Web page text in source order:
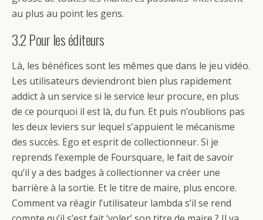
au plus au point les gens.
3.2 Pour les éditeurs
Là, les bénéfices sont les mêmes que dans le jeu vidéo.
Les utilisateurs deviendront bien plus rapidement
addict à un service si le service leur procure, en plus
de ce pourquoi il est là, du fun. Et puis n’oublions pas
les deux leviers sur lequel s’appuient le mécanisme
des succès. Ego et esprit de collectionneur. Si je
reprends l’exemple de Foursquare, le fait de savoir
qu’il y a des badges à collectionner va créer une
barrière à la sortie. Et le titre de maire, plus encore.
Comment va réagir l’utilisateur lambda s’il se rend